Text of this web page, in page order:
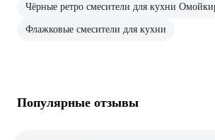
Чёрные ретро смесители для кухни
Флажковые смесители для кухни
Популярные отзывы